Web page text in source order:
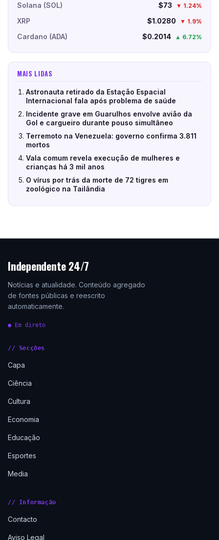
Solana (SOL) $73 ▼ 1.24%
XRP $1.0280 ▼ 1.9%
Cardano (ADA) $0.2014 ▲ 6.72%
MAIS LIDAS
Astronauta retirado da Estação Espacial
Internacional fala após problema de saúde
Incidente grave em Guarulhos envolve avião da
Gol e cargueiro durante pouso simultâneo
Terremoto na Venezuela: governo confirma 3.811
mortos
Vala comum revela execução de mulheres e
crianças há 3 mil anos
O vírus por trás da morte de 72 tigres em
zoológico na Tailândia
Independente 24/7
Notícias e atualidade. Conteúdo agregado
de fontes públicas e reescrito
automaticamente.
● Em direto
// Secções
Capa
Ciência
Cultura
Economia
Educação
Esportes
Media
// Informação
Contacto
Aviso Legal